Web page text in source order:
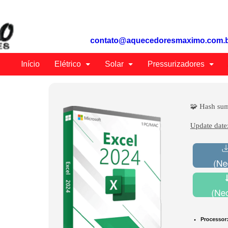
Início Elétrico Solar Pressurizadores
🧩 Hash
Update date:
Processor: